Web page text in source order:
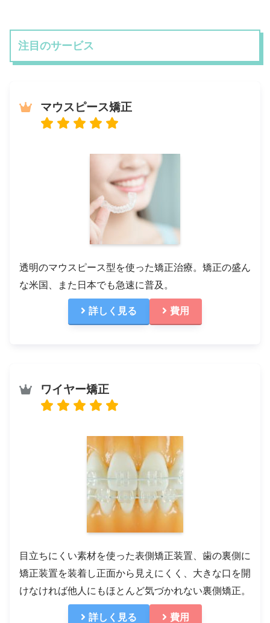
注目のサービス
マウスピース矯正
透明のマウスピース型を使った矯正治療。矯正の盛ん
な米国、また日本でも急速に普及。
詳しく見る 費用
ワイヤー矯正
目立ちにくい素材を使った表側矯正装置、歯の裏側に
矯正装置を装着し正面から見えにくく、大きな口を開
けなければ他人にもほとんど気づかれない裏側矯正。
詳しく見る 費用